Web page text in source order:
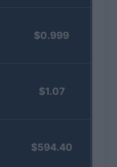
$0.999
$1.07
$594.40